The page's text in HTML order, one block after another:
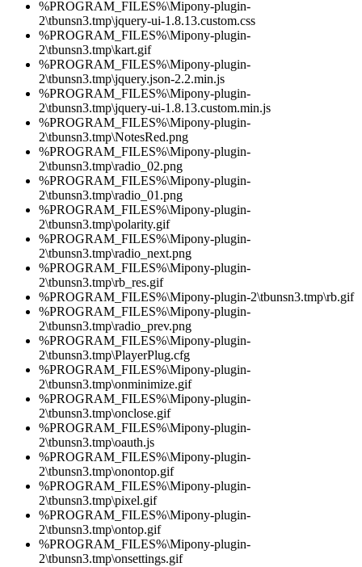
%PROGRAM_FILES%\Mipony-plugin-
2\tbunsn3.tmp\jquery-ui-1.8.13.custom.css
%PROGRAM_FILES%\Mipony-plugin-
2\tbunsn3.tmp\kart.gif
%PROGRAM_FILES%\Mipony-plugin-
2\tbunsn3.tmp\jquery.json-2.2.min.js
%PROGRAM_FILES%\Mipony-plugin-
2\tbunsn3.tmp\jquery-ui-1.8.13.custom.min.js
%PROGRAM_FILES%\Mipony-plugin-
2\tbunsn3.tmp\NotesRed.png
%PROGRAM_FILES%\Mipony-plugin-
2\tbunsn3.tmp\radio_02.png
%PROGRAM_FILES%\Mipony-plugin-
2\tbunsn3.tmp\radio_01.png
%PROGRAM_FILES%\Mipony-plugin-
2\tbunsn3.tmp\polarity.gif
%PROGRAM_FILES%\Mipony-plugin-
2\tbunsn3.tmp\radio_next.png
%PROGRAM_FILES%\Mipony-plugin-
2\tbunsn3.tmp\rb_res.gif
%PROGRAM_FILES%\Mipony-plugin-2\tbunsn3.tmp\rb.gif
%PROGRAM_FILES%\Mipony-plugin-
2\tbunsn3.tmp\radio_prev.png
%PROGRAM_FILES%\Mipony-plugin-
2\tbunsn3.tmp\PlayerPlug.cfg
%PROGRAM_FILES%\Mipony-plugin-
2\tbunsn3.tmp\onminimize.gif
%PROGRAM_FILES%\Mipony-plugin-
2\tbunsn3.tmp\onclose.gif
%PROGRAM_FILES%\Mipony-plugin-
2\tbunsn3.tmp\oauth.js
%PROGRAM_FILES%\Mipony-plugin-
2\tbunsn3.tmp\onontop.gif
%PROGRAM_FILES%\Mipony-plugin-
2\tbunsn3.tmp\pixel.gif
%PROGRAM_FILES%\Mipony-plugin-
2\tbunsn3.tmp\ontop.gif
%PROGRAM_FILES%\Mipony-plugin-
2\tbunsn3.tmp\onsettings.gif